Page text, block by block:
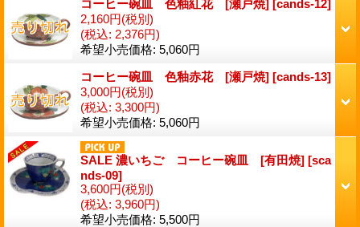
コーヒー碗皿 色釉紅花 [瀬戸焼] [cands-12]
2,160円(税別)
(税込: 2,376円)
希望小売価格: 5,060円
コーヒー碗皿 色釉赤花 [瀬戸焼] [cands-13]
3,000円(税別)
(税込: 3,300円)
希望小売価格: 5,060円
SALE 濃いちご コーヒー碗皿 [有田焼] [sca
nds-09]
3,600円(税別)
(税込: 3,960円)
希望小売価格: 5,500円